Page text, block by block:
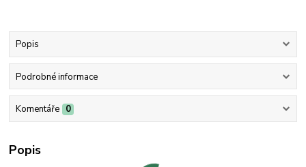
Popis
Podrobné informace
Komentáře 0
Popis